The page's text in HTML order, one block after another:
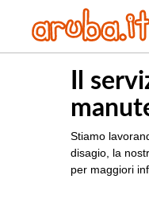
Il
Stiamo
disagio, la
per maggiori